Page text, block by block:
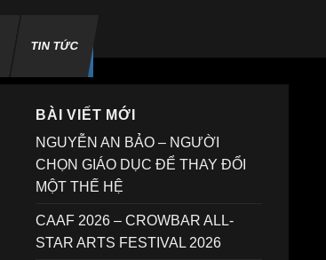
TIN TỨC
BÀI VIẾT MỚI
NGUYỄN AN BẢO – NGƯỜI
CHỌN GIÁO DỤC ĐỂ THAY ĐỔI
MỘT THẾ HỆ
CAAF 2026 – CROWBAR ALL-
STAR ARTS FESTIVAL 2026